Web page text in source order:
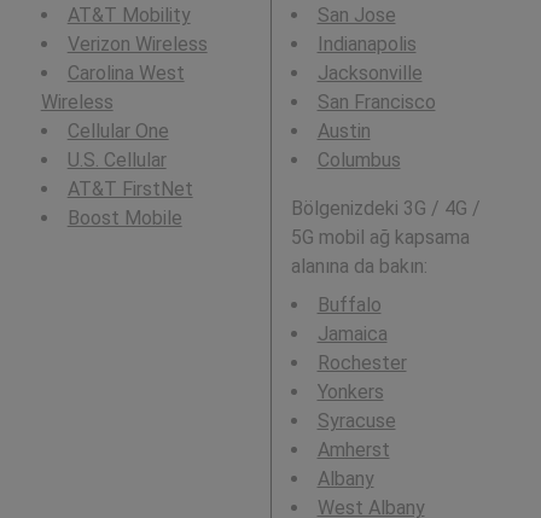
AT&T Mobility
Verizon Wireless
Carolina West
Wireless
Cellular One
U.S. Cellular
AT&T FirstNet
Boost Mobile
San Jose
Indianapolis
Jacksonville
San Francisco
Austin
Columbus
Bölgenizdeki 3G / 4G /
5G mobil ağ kapsama
alanına da bakın:
Buffalo
Jamaica
Rochester
Yonkers
Syracuse
Amherst
Albany
West Albany